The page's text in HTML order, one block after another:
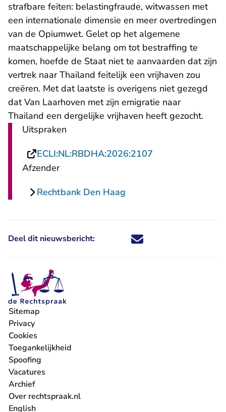
strafbare feiten: belastingfraude, witwassen met
een internationale dimensie en meer overtredingen
van de Opiumwet. Gelet op het algemene
maatschappelijke belang om tot bestraffing te
komen, hoefde de Staat niet te aanvaarden dat zijn
vertrek naar Thailand feitelijk een vrijhaven zou
creëren. Met dat laatste is overigens niet gezegd
dat Van Laarhoven met zijn emigratie naar
Thailand een dergelijke vrijhaven heeft gezocht.
Uitspraken
ECLI:NL:RBDHA:2026:2107
Afzender
Rechtbank Den Haag
Deel dit nieuwsbericht: Deel dit nieuwsbericht via X -
Deel dit nieuwsbericht via
Deel dit nieuwsbericht
Deel dit
Sitemap
Privacy
Cookies
Toegankelijkheid
Spoofing
Vacatures
- U verlaat Rechtspraak.nl
Archief
Over rechtspraak.nl
English